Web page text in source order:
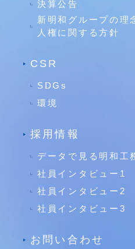
決算公告
新明和グループの理
人権に関する方針
CSR
SDGs
環境
採用情報
データで見る明和工
社員インタビュー1
社員インタビュー2
社員インタビュー3
お問い合わせ